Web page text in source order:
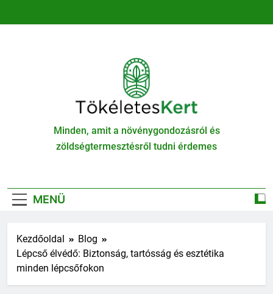
TökéletesKert
Minden, amit a növénygondozásról és
zöldségtermesztésről tudni érdemes
MENÜ
Kezdőoldal
Blog
Lépcső élvédő: Biztonság, tartósság és esztétika
minden lépcsőfokon